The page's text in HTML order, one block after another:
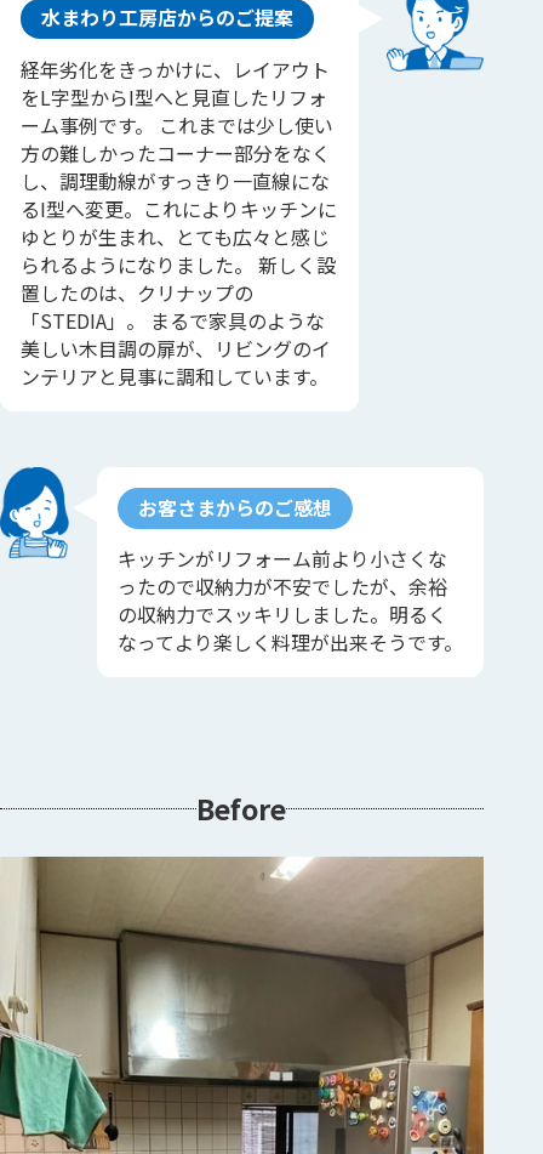
水まわり工房店からのご提案
経年劣化をきっかけに、レイアウト
をL字型からI型へと見直したリフォ
ーム事例です。 これまでは少し使い
方の難しかったコーナー部分をなく
し、調理動線がすっきり一直線にな
るI型へ変更。これによりキッチンに
ゆとりが生まれ、とても広々と感じ
られるようになりました。 新しく設
置したのは、クリナップの
「STEDIA」。 まるで家具のような
美しい木目調の扉が、リビングのイ
ンテリアと見事に調和しています。
お客さまからのご感想
キッチンがリフォーム前より小さくな
ったので収納力が不安でしたが、余裕
の収納力でスッキリしました。明るく
なってより楽しく料理が出来そうです。
Before